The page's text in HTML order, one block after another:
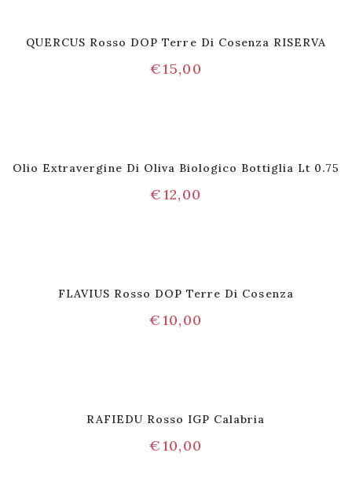
QUERCUS Rosso DOP Terre Di Cosenza RISERVA
€15,00
Olio Extravergine Di Oliva Biologico Bottiglia Lt 0.75
€12,00
FLAVIUS Rosso DOP Terre Di Cosenza
€10,00
RAFIEDU Rosso IGP Calabria
€10,00